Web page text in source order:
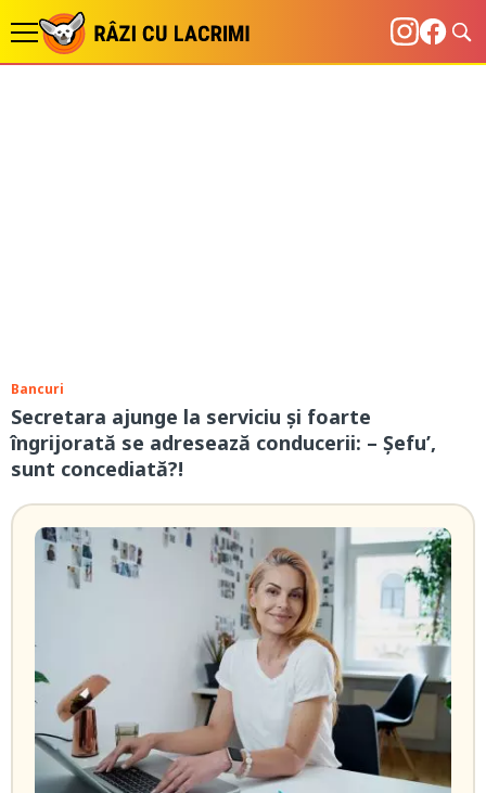
Bancuri
Secretara ajunge la serviciu și foarte
îngrijorată se adresează conducerii: – Șefu’,
sunt concediată?!